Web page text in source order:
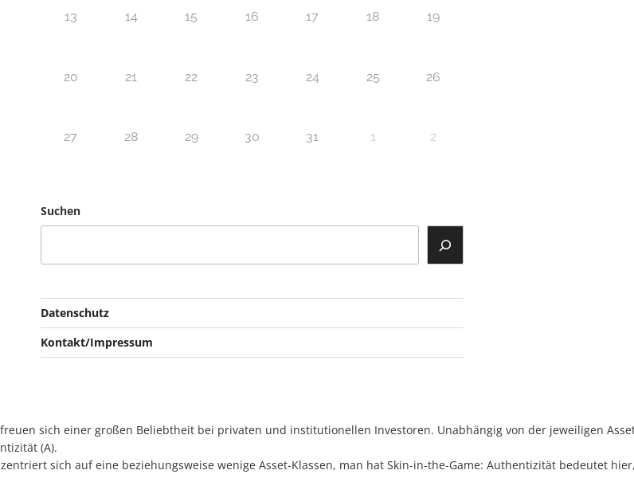
13 14 15 16 17 18 19
20 21 22 23 24 25 26
27 28 29 30 31 1 2
Suchen
Datenschutz
Kontakt/Impressum
sich einer großen Beliebtheit bei privaten und institutionellen Investoren. Unabhängig von der jeweiligen
(A).
sich auf eine beziehungsweise wenige Asset-Klassen, man hat Skin-in-the-Game: Authentizität bedeutet